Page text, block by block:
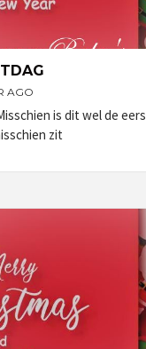
AGO
is dit wel de
zit